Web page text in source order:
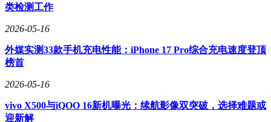
类检测工作
2026-05-16
外媒实测33款手机充电性能：iPhone 17 Pro综合充电速度登顶
榜首
2026-05-16
vivo X500与iQOO 16新机曝光：续航影像双突破，选择难题或
迎新解